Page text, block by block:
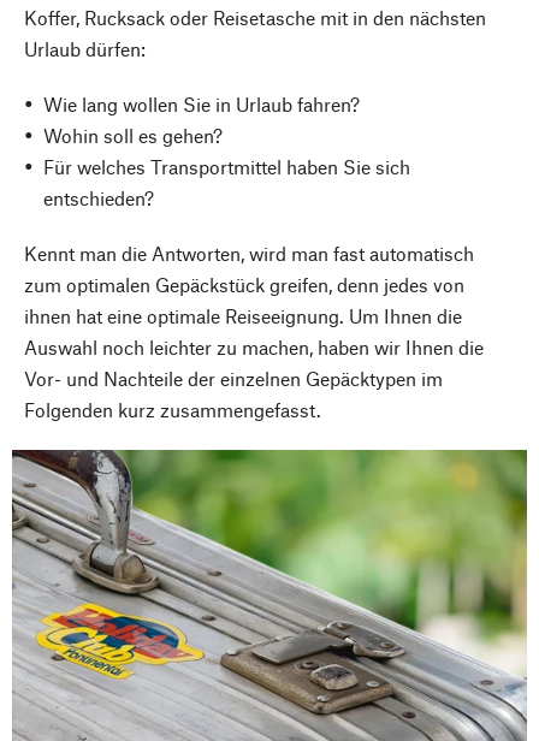
Koffer, Rucksack oder Reisetasche mit in den nächsten
Urlaub dürfen:
Wie lang wollen Sie in Urlaub fahren?
Wohin soll es gehen?
Für welches Transportmittel haben Sie sich
entschieden?
Kennt man die Antworten, wird man fast automatisch
zum optimalen Gepäckstück greifen, denn jedes von
ihnen hat eine optimale Reiseeignung. Um Ihnen die
Auswahl noch leichter zu machen, haben wir Ihnen die
Vor- und Nachteile der einzelnen Gepäcktypen im
Folgenden kurz zusammengefasst.